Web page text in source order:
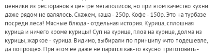
ценники из ресторанов в центре мегаполисов, но при этом качество кухни
даже рядом не валялось. Скажем, каша - 250р. Кофе - 150р. Это на турбазе
посреди леса! Мясные блюда - отдельная история. Курица, сплошная
курица и ничего кроме курицы! Суп на курице, плов на курице, долма из
курицы, жаркое - курица. Видимо, выбирали по принципу «что подешевле,
да попроще». При этом ее даже не парятся как-то вкусно приготовить -